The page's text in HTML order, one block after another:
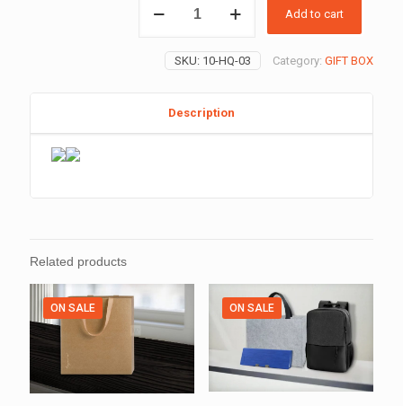
GIFT
quantity
Add to cart
SKU: 10-HQ-03 Category: GIFT BOX
Description
Related products
ON SALE ON SALE